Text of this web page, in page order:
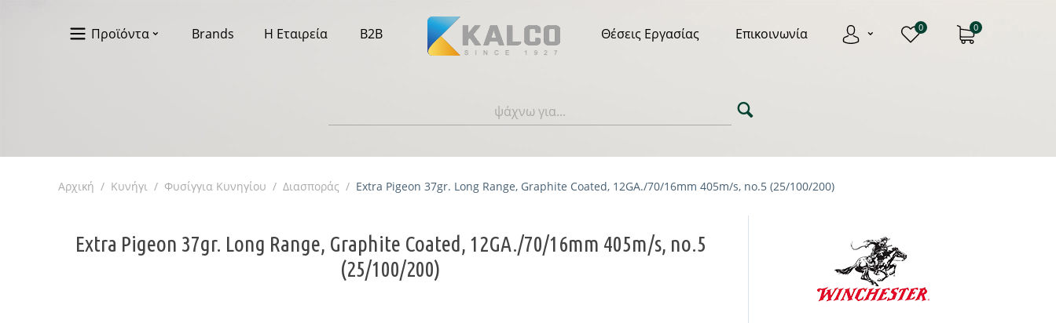
Προϊόντα Brands Η Εταιρεία B2B Θέσεις Εργασίας Επικοινωνία 0 0
Αρχική / Κυνήγι / Φυσίγγια Κυνηγίου / Διασποράς / Extra Pigeon 37gr. Long Range, Graphite Coated, 12GA./70/16mm 405m/s, no.5 (25/100/200)
Extra Pigeon 37gr. Long Range, Graphite Coated, 12GA./70/16mm 405m/s, no.5
(25/100/200)